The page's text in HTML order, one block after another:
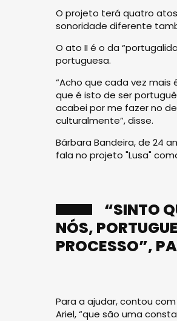
O projeto terá quatro
sonoridade diferente
O ato II é o da
portuguesa.
“Acho que cada vez
que é isto de ser
acabei por me fazer no
culturalmente”, disse.
Bárbara Bandeira, de 24
fala no projeto "Lusa"
“SINTO
NÓS,
PROCESSO”,
Para a ajudar, contou
Ariel, “que são uma